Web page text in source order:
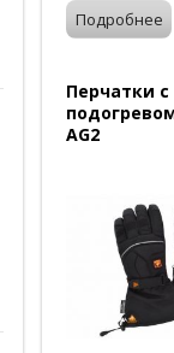
Подробнее
Перчатки с
AG2